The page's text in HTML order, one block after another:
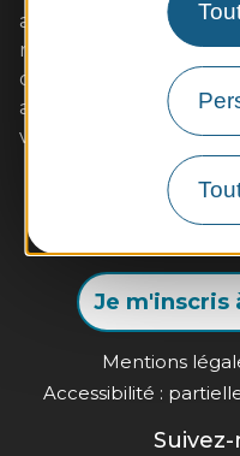
aux enfants. Les
restaurants de qualité
d'Ancenis, poisson de
accompagnées de vins
vous séduiront à coup
Infos
Je m'inscris
Mentions
Accessibilité :